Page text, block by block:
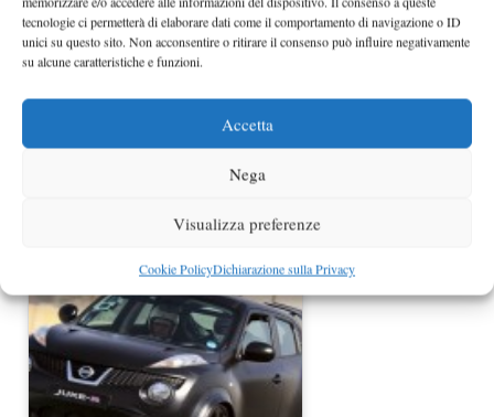
tecnologie ci permetterà di elaborare dati come il comportamento di navigazione o ID
unici su questo sito. Non acconsentire o ritirare il consenso può influire negativamente
su alcune caratteristiche e funzioni.
Accetta
Nega
Visualizza preferenze
Cookie PolicyDichiarazione sulla Privacy
Parigi 2012